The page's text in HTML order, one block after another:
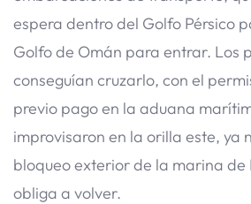
espera dentro del Golfo Pérsico
Golfo de Omán para entrar. Los
conseguían cruzarlo, con el
previo pago en la aduana
improvisaron en la orilla este, ya
bloqueo exterior de la marina de
obliga a volver.